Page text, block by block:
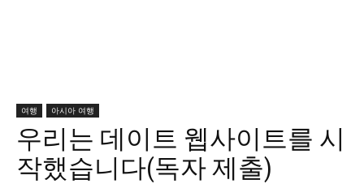
여행 아시아 여행
우리는 데이트 웹사이트를 시
작했습니다(독자 제출)